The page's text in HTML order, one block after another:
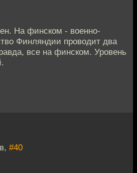
На финском - военно-
Финляндии проводит два
все на финском. Уровень
#40